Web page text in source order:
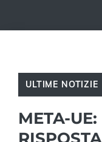
ULTIME NOTIZIE
META-